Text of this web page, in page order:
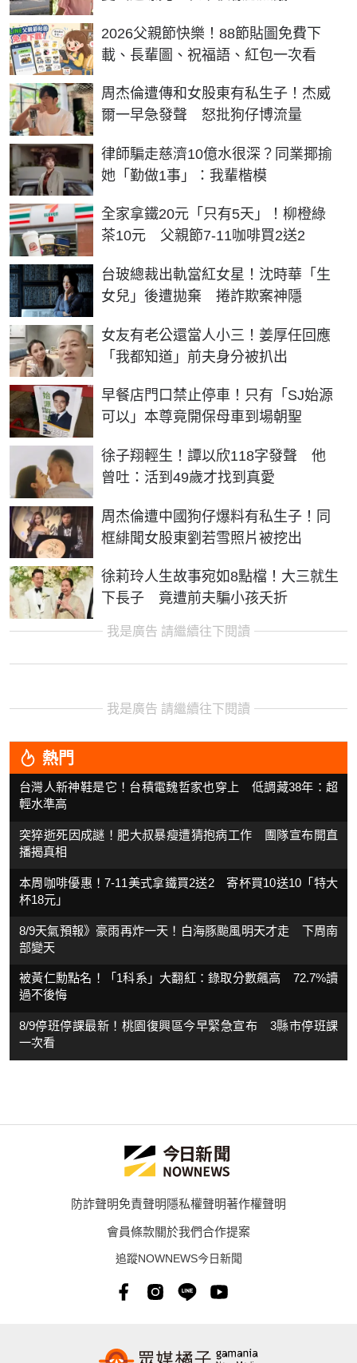
2026父親節快樂！88節貼圖免費下
載、長輩圖、祝福語、紅包一次看
周杰倫遭傳和女股東有私生子！杰威
爾一早急發聲 怒批狗仔博流量
律師騙走慈濟10億水很深？同業揶揄
她「勤做1事」：我輩楷模
全家拿鐵20元「只有5天」！柳橙綠
茶10元 父親節7-11咖啡買2送2
台玻總裁出軌當紅女星！沈時華「生
女兒」後遭拋棄 捲詐欺案神隱
女友有老公還當人小三！姜厚任回應
「我都知道」前夫身分被扒出
早餐店門口禁止停車！只有「SJ始源
可以」本尊竟開保母車到場朝聖
徐子翔輕生！譚以欣118字發聲 他
曾吐：活到49歲才找到真愛
周杰倫遭中國狗仔爆料有私生子！同
框緋聞女股東劉若雪照片被挖出
徐莉玲人生故事宛如8點檔！大三就生
下長子 竟遭前夫騙小孩夭折
我是廣告 請繼續往下閱讀
我是廣告 請繼續往下閱讀
熱門
台灣人新神鞋是它！台積電魏哲家也穿上 低調藏38年：超
輕水準高
突猝逝死因成謎！肥大叔暴瘦遭猜抱病工作 團隊宣布開直
播揭真相
本周咖啡優惠！7-11美式拿鐵買2送2 寄杯買10送10「特大
杯18元」
8/9天氣預報》豪雨再炸一天！白海豚颱風明天才走 下周南
部變天
被黃仁勳點名！「1科系」大翻紅：錄取分數飆高 72.7%讀
過不後悔
8/9停班停課最新！桃園復興區今早緊急宣布 3縣市停班課
一次看
防詐聲明免責聲明隱私權聲明著作權聲明
會員條款關於我們合作提案
追蹤NOWNEWS今日新聞